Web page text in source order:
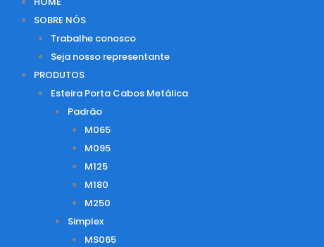
SOBRE NÓS
Trabalhe conosco
Seja nosso representante
PRODUTOS
Esteira Porta Cabos Metálica
Padrão
M065
M095
M125
M180
M250
Simplex
MS065